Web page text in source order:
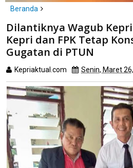
Beranda
Batam
Dilantiknya Wagub Kepri Besok, LSM
Konsisten Proses Gugatan di PTUN
Dilantiknya Wagub Kepri
Kepri dan FPK Tetap
Gugatan di PTUN
Kepriaktual.com Senin, Maret